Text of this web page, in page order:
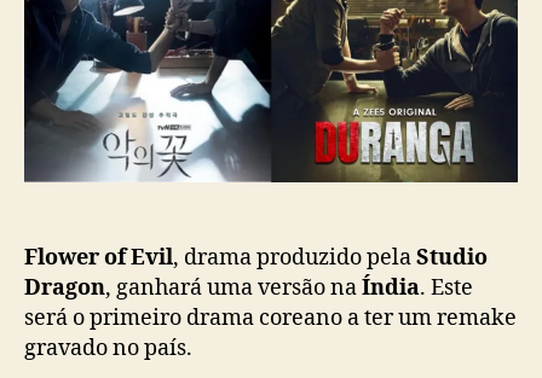
o
s
b
e
r
o
f
E
v
i
g
a
n
Flower of Evil, drama produzido pelaStudio
Dragon, ganhará uma versão naÍndia. Este
será o primeiro drama coreano a ter um remake
gravado no país.